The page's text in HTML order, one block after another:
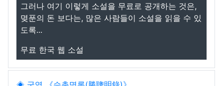
그러나 여기 이렇게 소설을 무료로 공개하는 것은,
몆푼의 돈 보다는, 많은 사람들이 소설을 읽을 수 있
도록...
무료 한국 웹 소설